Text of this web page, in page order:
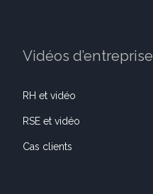
Vidéos d’entreprise
RH et vidéo
RSE et vidéo
Cas clients